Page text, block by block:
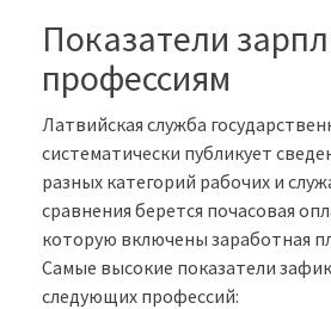
Показатели
профессиям
Латвийская служба
систематически публикует
разных категорий рабочих и
сравнения берется почасовая
которую включены заработная
Самые высокие показатели
следующих профессий: